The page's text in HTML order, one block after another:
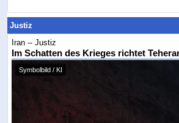
Justiz
Iran -- Justiz
Im Schatten des Krieges richtet
Symbolbild / KI